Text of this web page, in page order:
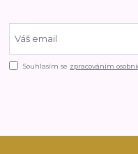
Souhlasím se zpracováním